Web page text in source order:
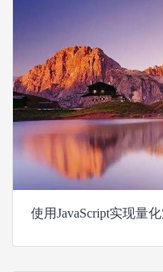
使用JavaScript实现量